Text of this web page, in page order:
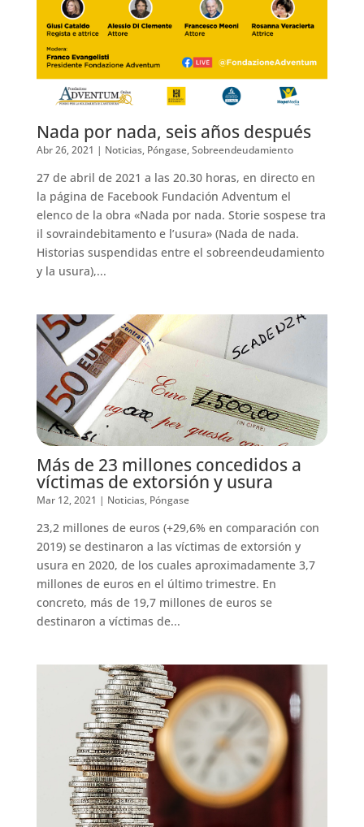
Nada por nada, seis años después
Abr 26, 2021 | Noticias, Póngase,Sobreendeudamiento
27 de abril de 2021 a las 20.30 horas, en directo en
la página de Facebook Fundación Adventum el
elenco de la obra «Nada por nada. Storie sospese tra
il sovraindebitamento e l’usura» (Nada de nada.
Historias suspendidas entre el sobreendeudamiento
y la usura),...
Más de 23 millones concedidos a
víctimas de extorsión y usura
Mar 12, 2021 | Noticias, Póngase
23,2 millones de euros (+29,6% en comparación con
2019) se destinaron a las víctimas de extorsión y
usura en 2020, de los cuales aproximadamente 3,7
millones de euros en el último trimestre. En
concreto, más de 19,7 millones de euros se
destinaron a víctimas de...